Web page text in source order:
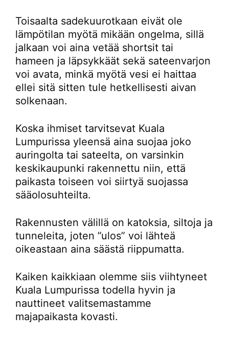
Toisaalta sadekuurotkaan eivät ole
lämpötilan myötä mikään ongelma, sillä
jalkaan voi aina vetää shortsit tai
hameen ja läpsykkäät sekä sateenvarjon
voi avata, minkä myötä vesi ei haittaa
ellei sitä sitten tule hetkellisesti aivan
solkenaan.
Koska ihmiset tarvitsevat Kuala
Lumpurissa yleensä aina suojaa joko
auringolta tai sateelta, on varsinkin
keskikaupunki rakennettu niin, että
paikasta toiseen voi siirtyä suojassa
sääolosuhteilta.
Rakennusten välillä on katoksia, siltoja ja
tunneleita, joten ”ulos” voi lähteä
oikeastaan aina säästä riippumatta.
Kaiken kaikkiaan olemme siis viihtyneet
Kuala Lumpurissa todella hyvin ja
nauttineet valitsemastamme
majapaikasta kovasti.